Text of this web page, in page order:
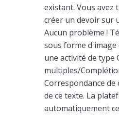
existant. Vous avez
créer un devoir sur
Aucun problème !
sous forme d'image
une activité de type
multiples/
Correspondance de
de ce texte. La
automatiquement